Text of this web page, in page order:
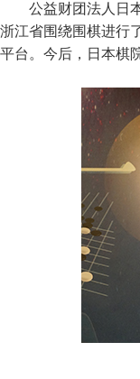
公益财团法人日
浙江省围绕围棋进行
平台。今后，日本棋